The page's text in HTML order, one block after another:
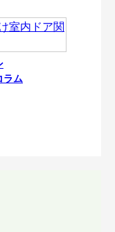
ラム